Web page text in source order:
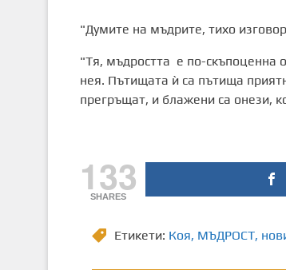
"Думите на мъдрите, тихо
"Тя, мъдростта е по-скъпоценна
нея. Пътищата ѝ са пътища
прегръщат, и блажени са онези,
133
SHARES
Етикети: Коя, МЪДРОСТ,